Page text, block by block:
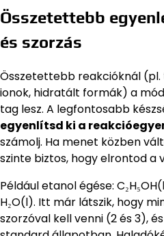
Összetettebb
és szorzás
Összetettebb reakcióknál
ionok, hidratált formák) a
tag lesz. A legfontosabb
egyenlítsd ki a
számolj. Ha menet közben
szinte biztos, hogy elrontod a
Például etanol égése:
H₂O(l). Itt már látszik, hogy
szorzóval kell venni (2 és 3),